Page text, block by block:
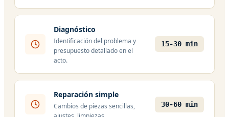
Diagnóstico
Identificación del problema y
presupuesto detallado en el
acto.
15-30 min
Reparación simple
Cambios de piezas sencillas,
30-60 min